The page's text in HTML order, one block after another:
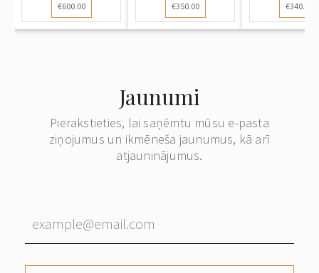
€600.00 €350.00 €340.00
Jaunumi
Pierakstieties, lai saņēmtu mūsu e-pasta
ziņojumus un ikmēneša jaunumus, kā arī
atjauninājumus.